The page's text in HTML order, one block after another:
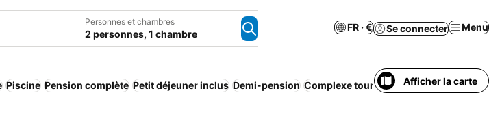
Personnes et chambres
2 personnes, 1 chambre
FR · € Se connecter Menu
Piscine Pension complète Petit déjeuner inclus Demi-pension Complexe touristique Appart’hôtel
Afficher la carte